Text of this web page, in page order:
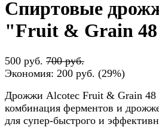
Спиртовые
"Fruit & Grain 48
500 руб. 700 руб.
Экономия: 200 руб. (29%)
Дрожжи Alcotec Fruit & Grain 48
комбинация ферментов и
для супер-быстрого и